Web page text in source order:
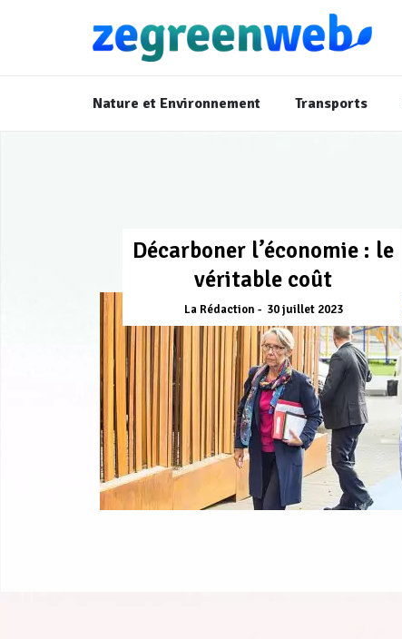
Nature et Environnement Transports
Décarboner l’économie : le
véritable coût
La Rédaction 30 juillet 2023